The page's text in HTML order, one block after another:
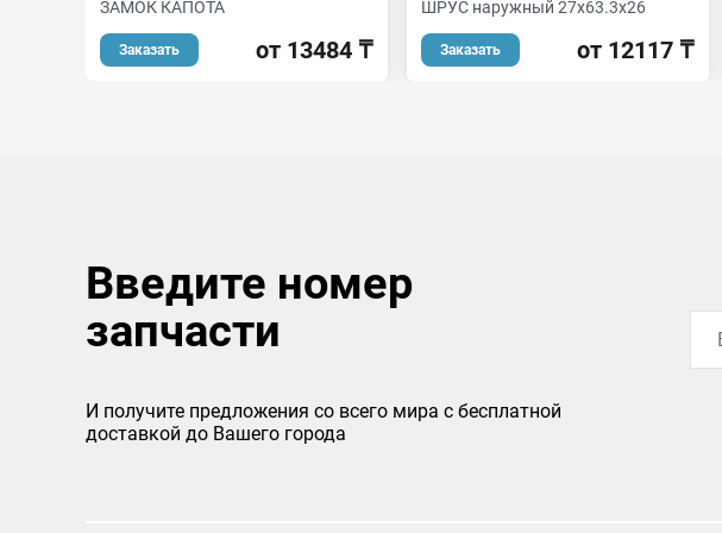
ЗАМОК КАПОТА
Заказать от 13484 ₸
ШРУС наружный 27x63.3x26
Заказать от 12117 ₸
Введите номер
запчасти
И получите предложения со всего мира с бесплатной
доставкой до Вашего города